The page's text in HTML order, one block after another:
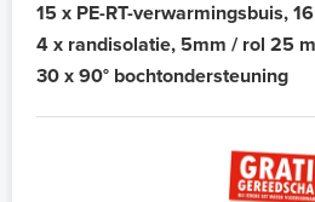
15 x PE-RT-verwarmingsbuis,
4 x randisolatie, 5mm / rol 25
30 x 90° bochtondersteuning